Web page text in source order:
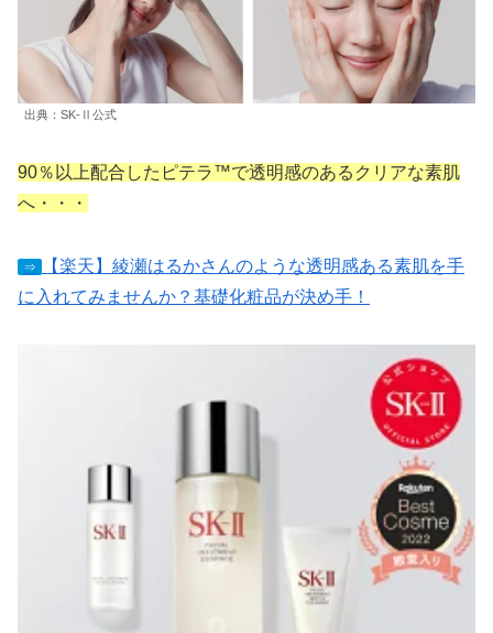
出典：SK-Ⅱ公式
90％以上配合したピテラ™で透明感のあるクリアな素肌
へ・・・
⇒
【楽天】綾瀬はるかさんのような透明感ある素肌を手
に入れてみませんか？基礎化粧品が決め手！